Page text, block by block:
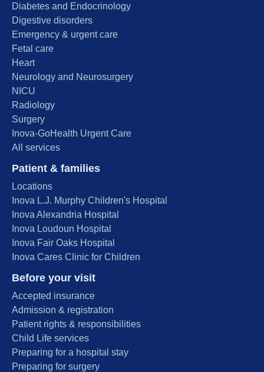
Diabetes and Endocrinology
Digestive disorders
Emergency & urgent care
Fetal care
Heart
Neurology and Neurosurgery
NICU
Radiology
Surgery
Inova-GoHealth Urgent Care
All services
Patient & families
Locations
Inova L.J. Murphy Children's Hospital
Inova Alexandria Hospital
Inova Loudoun Hospital
Inova Fair Oaks Hospital
Inova Cares Clinic for Children
Before your visit
Accepted insurance
Admission & registration
Patient rights & responsibilities
Child Life services
Preparing for a hospital stay
Preparing for surgery